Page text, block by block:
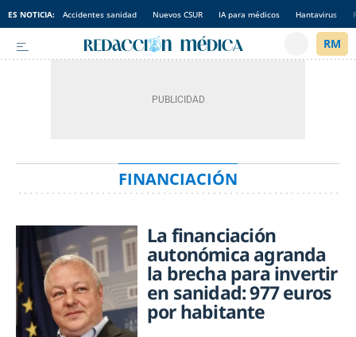
ES NOTICIA: Accidentes sanidad Nuevos CSUR IA para médicos Hantavirus
FINANCIACIÓN
La financiación
autonómica agranda
la brecha para invertir
en sanidad: 977 euros
por habitante